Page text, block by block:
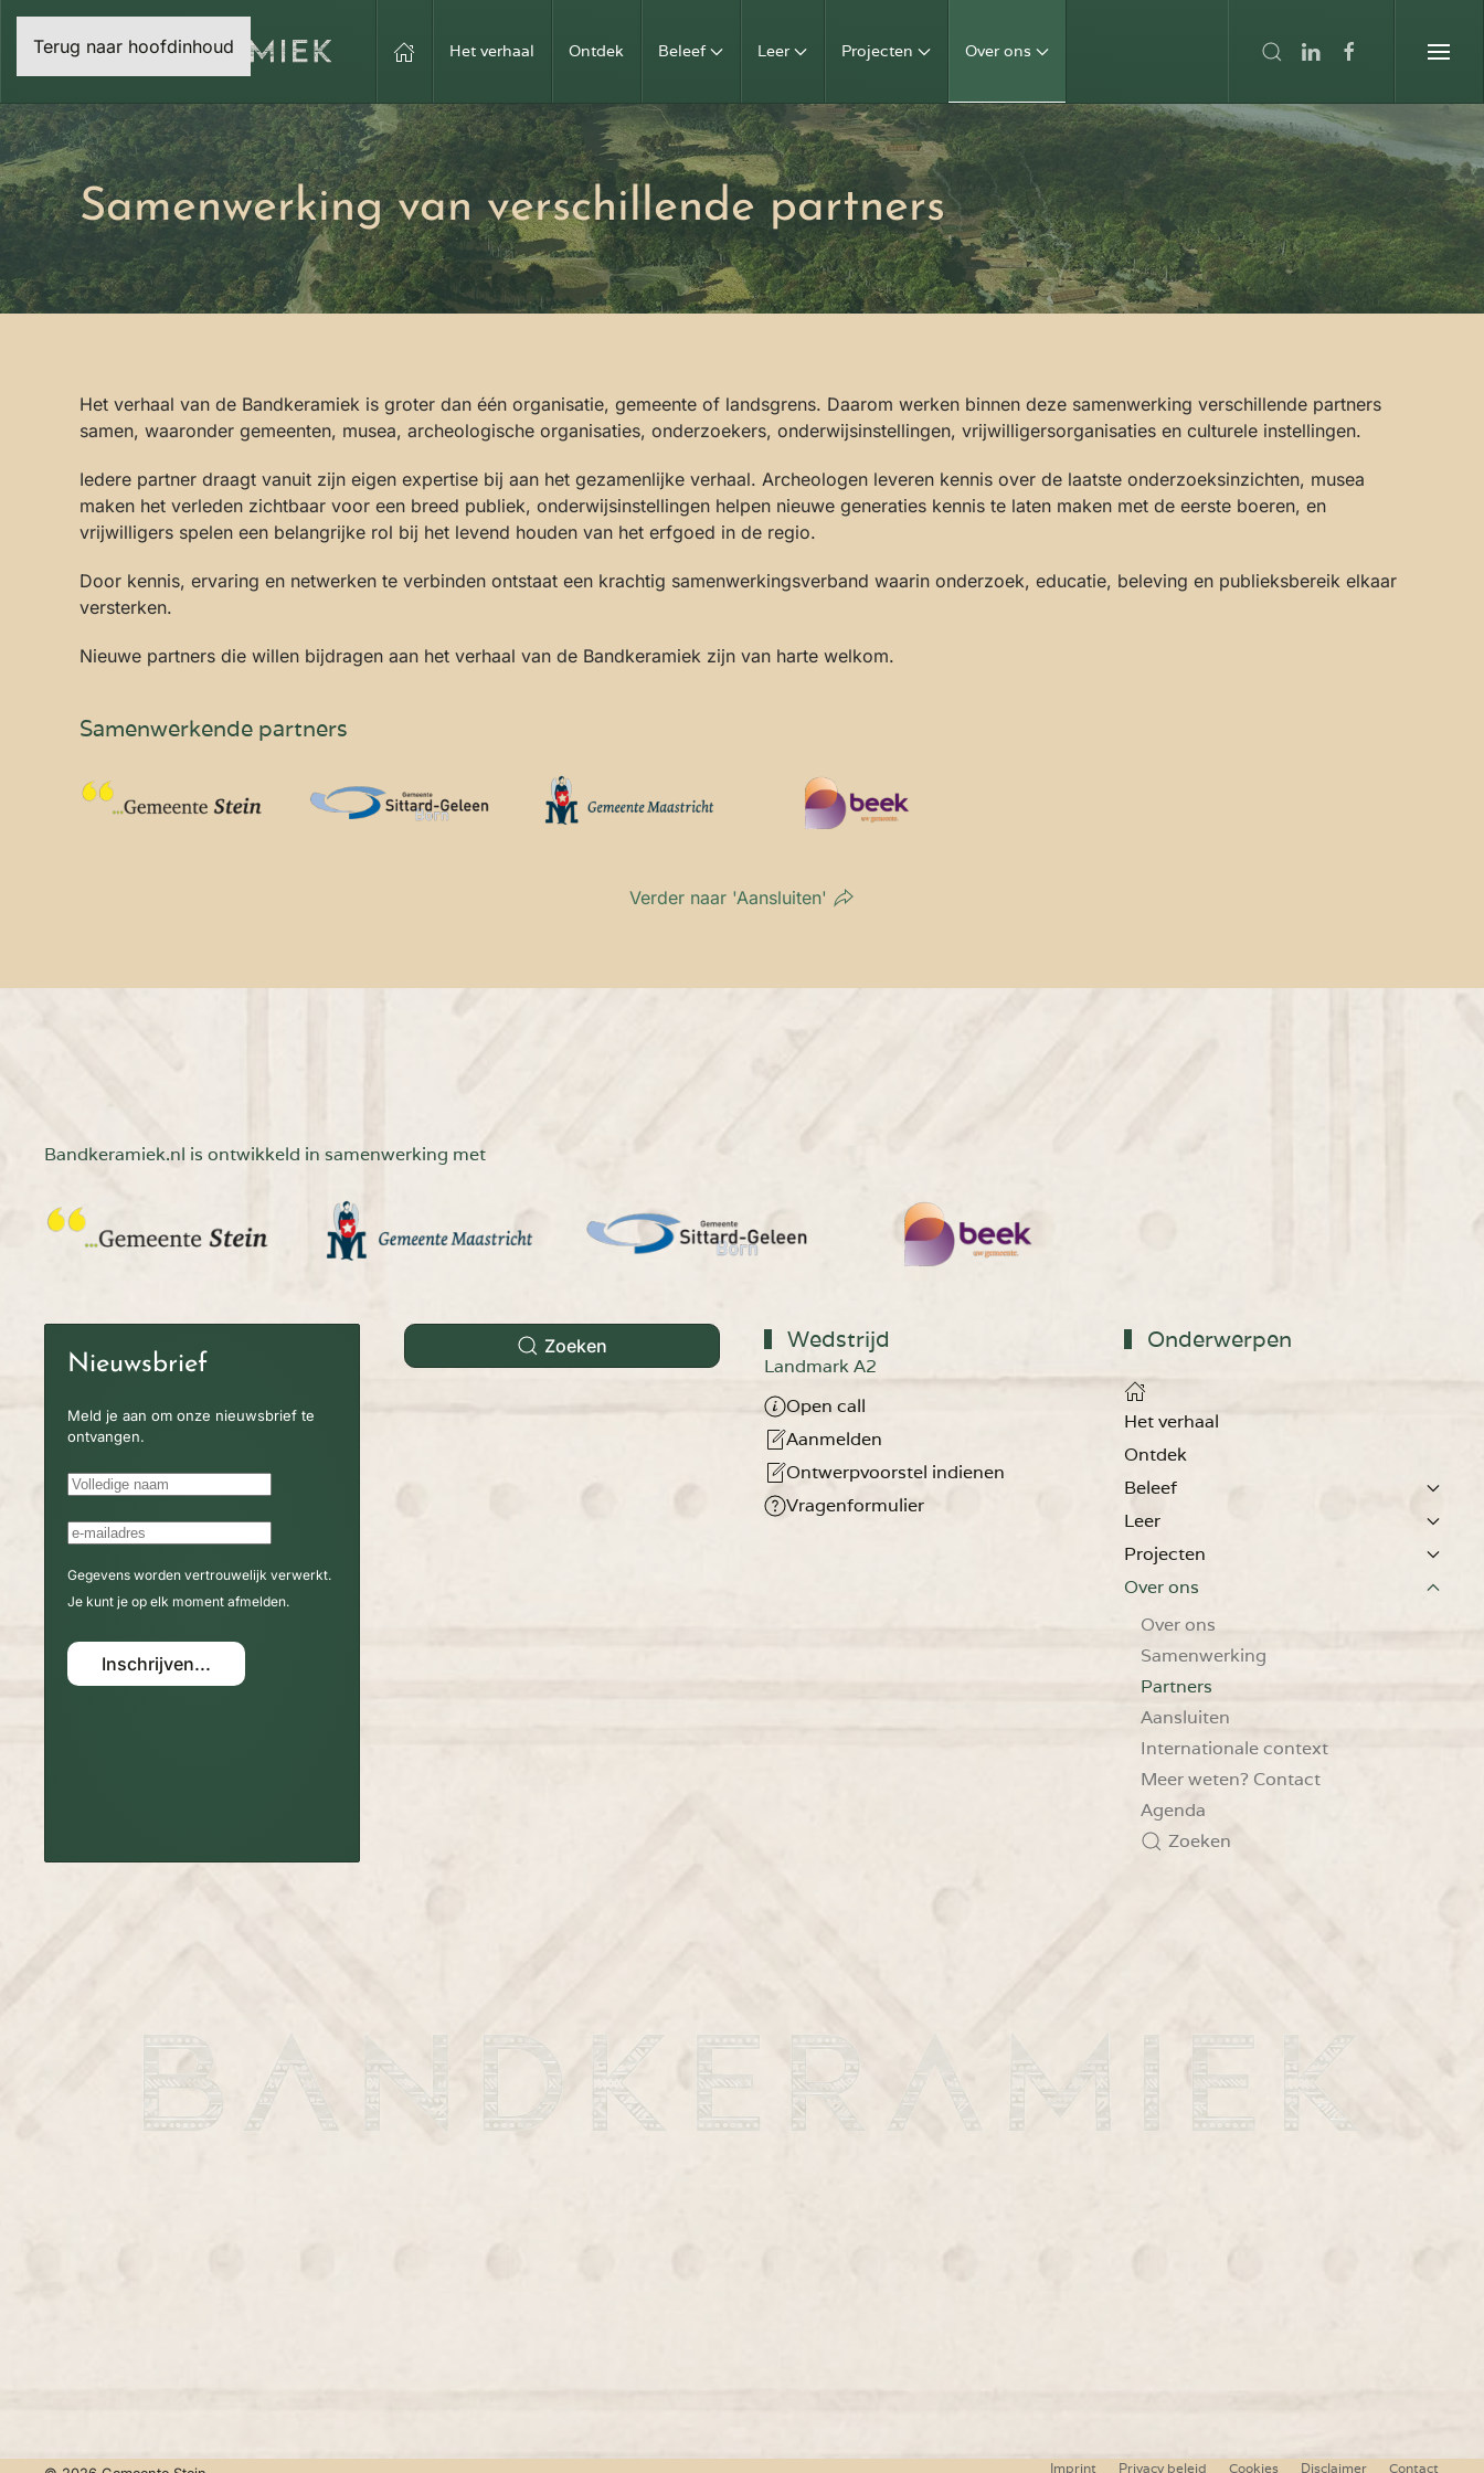
Terug naar hoofdinhoud Het verhaal Ontdek Beleef Leer Projecten Over ons
Samenwerking van verschillende partners
Het verhaal van de Bandkeramiek is groter dan één organisatie, gemeente of landsgrens. Daarom werken binnen deze samenwerking verschillende partners
samen, waaronder gemeenten, musea, archeologische organisaties, onderzoekers, onderwijsinstellingen, vrijwilligersorganisaties en culturele instellingen.
Iedere partner draagt vanuit zijn eigen expertise bij aan het gezamenlijke verhaal. Archeologen leveren kennis over de laatste onderzoeksinzichten, musea
maken het verleden zichtbaar voor een breed publiek, onderwijsinstellingen helpen nieuwe generaties kennis te laten maken met de eerste boeren, en
vrijwilligers spelen een belangrijke rol bij het levend houden van het erfgoed in de regio.
Door kennis, ervaring en netwerken te verbinden ontstaat een krachtig samenwerkingsverband waarin onderzoek, educatie, beleving en publieksbereik elkaar
versterken.
Nieuwe partners die willen bijdragen aan het verhaal van de Bandkeramiek zijn van harte welkom.
Samenwerkende partners
Verder naar 'Aansluiten'
Bandkeramiek.nl is ontwikkeld in samenwerking met
Nieuwsbrief
Meld je aan om onze nieuwsbrief te
ontvangen.
Gegevens worden vertrouwelijk verwerkt.
Je kunt je op elk moment afmelden.
Inschrijven...
Zoeken Wedstrijd
Landmark A2
Open call
Aanmelden
Ontwerpvoorstel indienen
Vragenformulier
Onderwerpen
Het verhaal
Ontdek
Beleef
Leer
Projecten
Over ons
Over ons
Samenwerking
Partners
Aansluiten
Internationale context
Meer weten? Contact
Agenda
Zoeken
Imprint Privacy beleid Cookies Disclaimer Contact